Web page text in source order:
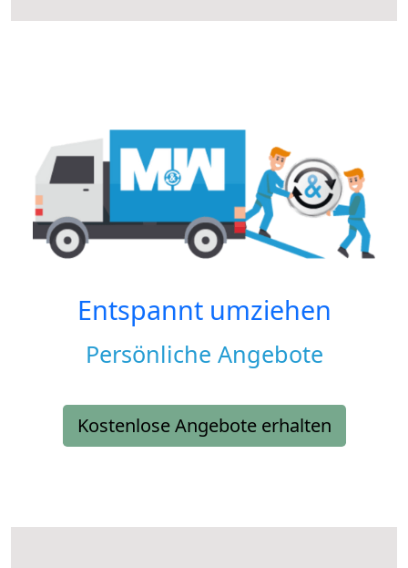
Entspannt umziehen
Persönliche Angebote
Kostenlose Angebote erhalten